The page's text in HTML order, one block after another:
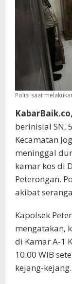
Polisi saat
berinisial SN,
Kecamatan
meninggal
kamar kos di
Peterongan.
akibat
Kapolsek
mengatakan,
di Kamar A-1
10.00 WIB
kejang-kejang.